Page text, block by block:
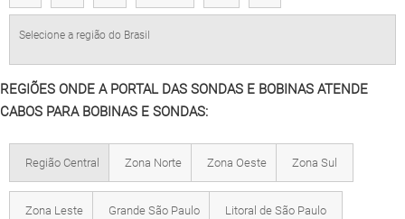
Selecione a região do Brasil
REGIÕES ONDE A PORTAL DAS SONDAS E BOBINAS ATENDE
CABOS PARA BOBINAS E SONDAS:
Região Central Zona Norte Zona Oeste Zona Sul
Zona Leste Grande São Paulo Litoral de São Paulo